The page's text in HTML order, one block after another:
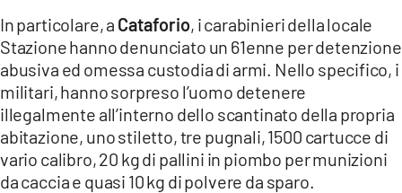
LACITYMAG.IT
ILREGGINO.IT
COSENZACHANNEL.IT
ILVIBONESE.IT
CATANZAROCHANNEL.IT
In particolare, a Cataforio, i carabinieri della locale
Stazione hanno denunciato un 61enne per detenzione
abusiva ed omessa custodia di armi. Nello specifico, i
militari, hanno sorpreso l’uomo detenere
illegalmente all’interno dello scantinato della propria
abitazione, uno stiletto, tre pugnali, 1500 cartucce di
vario calibro, 20 kg di pallini in piombo per munizioni
da caccia e quasi 10 kg di polvere da sparo.